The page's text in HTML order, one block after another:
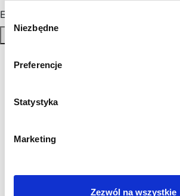
Wybór
zgody
Niezbędne
Preferencje
Statystyka
Marketing
Zezwól na wszystkie
Email
Zapisz się
Regulamin
Sygnaliści
Login
Kontakt